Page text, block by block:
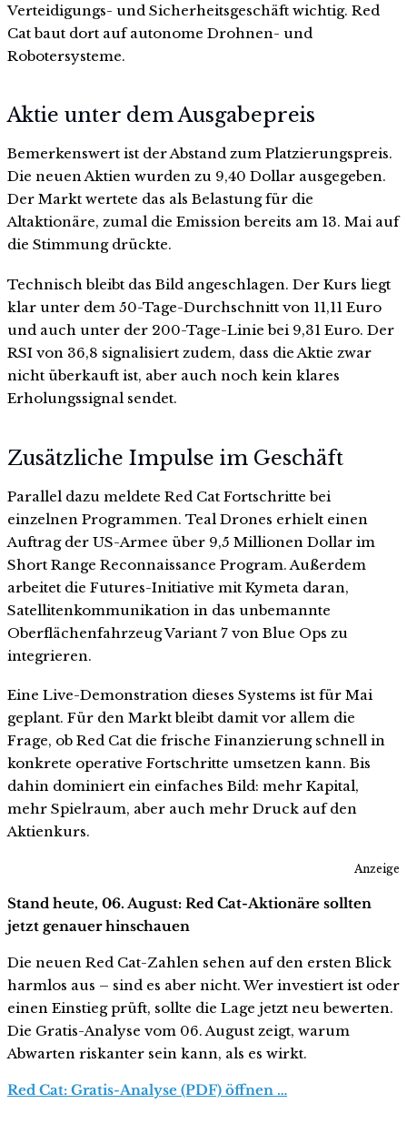
Verteidigungs- und Sicherheitsgeschäft wichtig. Red
Cat baut dort auf autonome Drohnen- und
Robotersysteme.
Aktie unter dem Ausgabepreis
Bemerkenswert ist der Abstand zum Platzierungspreis.
Die neuen Aktien wurden zu 9,40 Dollar ausgegeben.
Der Markt wertete das als Belastung für die
Altaktionäre, zumal die Emission bereits am 13. Mai auf
die Stimmung drückte.
Technisch bleibt das Bild angeschlagen. Der Kurs liegt
klar unter dem 50-Tage-Durchschnitt von 11,11 Euro
und auch unter der 200-Tage-Linie bei 9,31 Euro. Der
RSI von 36,8 signalisiert zudem, dass die Aktie zwar
nicht überkauft ist, aber auch noch kein klares
Erholungssignal sendet.
Zusätzliche Impulse im Geschäft
Parallel dazu meldete Red Cat Fortschritte bei
einzelnen Programmen. Teal Drones erhielt einen
Auftrag der US-Armee über 9,5 Millionen Dollar im
Short Range Reconnaissance Program. Außerdem
arbeitet die Futures-Initiative mit Kymeta daran,
Satellitenkommunikation in das unbemannte
Oberflächenfahrzeug Variant 7 von Blue Ops zu
integrieren.
Eine Live-Demonstration dieses Systems ist für Mai
geplant. Für den Markt bleibt damit vor allem die
Frage, ob Red Cat die frische Finanzierung schnell in
konkrete operative Fortschritte umsetzen kann. Bis
dahin dominiert ein einfaches Bild: mehr Kapital,
mehr Spielraum, aber auch mehr Druck auf den
Aktienkurs.
Anzeige
Stand heute, 06. August: Red Cat-Aktionäre sollten
jetzt genauer hinschauen
Die neuen Red Cat-Zahlen sehen auf den ersten Blick
harmlos aus – sind es aber nicht. Wer investiert ist oder
einen Einstieg prüft, sollte die Lage jetzt neu bewerten.
Die Gratis-Analyse vom 06. August zeigt, warum
Abwarten riskanter sein kann, als es wirkt.
Red Cat: Gratis-Analyse (PDF) öffnen …